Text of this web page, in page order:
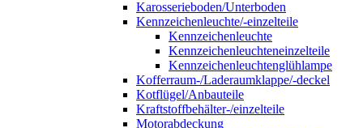
Karosserieboden/Unterboden
Kennzeichenleuchte/-einzelteile
Kennzeichenleuchte
Kennzeichenleuchteneinzelteile
Kennzeichenleuchtenglühlampe
Kofferraum-/Laderaumklappe/-deckel
Kotflügel/Anbauteile
Kraftstoffbehälter-/einzelteile
Motorabdeckung